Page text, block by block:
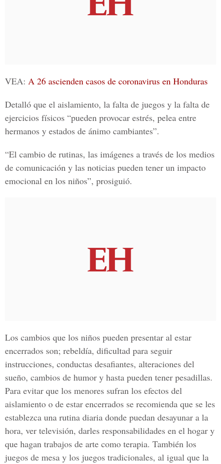
VEA: A 26 ascienden casos de coronavirus en Honduras
Detalló que el aislamiento, la falta de juegos y la falta de
ejercicios físicos “pueden provocar estrés, pelea entre
hermanos y estados de ánimo cambiantes”.
“El cambio de rutinas, las imágenes a través de los medios
de comunicación y las noticias pueden tener un impacto
emocional en los niños”, prosiguió.
Los cambios que los niños pueden presentar al estar
encerrados son; rebeldía, dificultad para seguir
instrucciones, conductas desafiantes, alteraciones del
sueño, cambios de humor y hasta pueden tener pesadillas.
Para evitar que los menores sufran los efectos del
aislamiento o de estar encerrados se recomienda que se les
establezca una rutina diaria donde puedan desayunar a la
hora, ver televisión, darles responsabilidades en el hogar y
que hagan trabajos de arte como terapia. También los
juegos de mesa y los juegos tradicionales, al igual que la